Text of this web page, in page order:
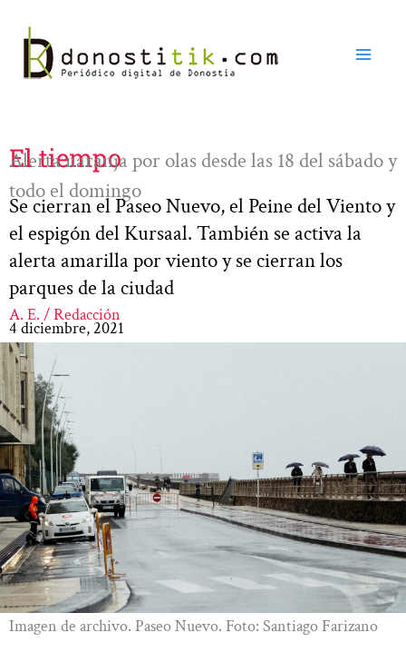
contenido
El tiempo
Alerta naranja por olas desde las 18 del sábado y
todo el domingo
Se cierran el Paseo Nuevo, el Peine del Viento y
el espigón del Kursaal. También se activa la
alerta amarilla por viento y se cierran los
parques de la ciudad
A. E. / Redacción
4 diciembre, 2021
Imagen de archivo. Paseo Nuevo. Foto: Santiago Farizano